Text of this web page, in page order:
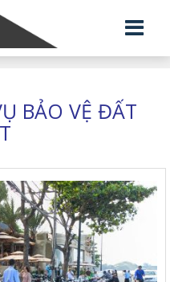
BẢO VỆ ĐẤT